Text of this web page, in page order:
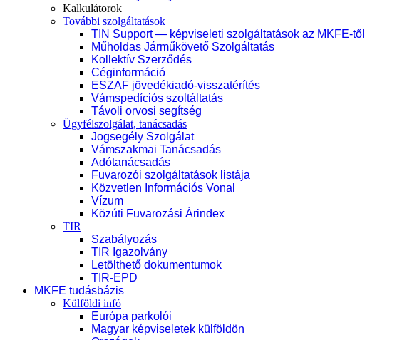
Kalkulátorok
További szolgáltatások
TIN Support — képviseleti szolgáltatások az MKFE-től
Műholdas Járműkövető Szolgáltatás
Kollektív Szerződés
Céginformáció
ESZAF jövedékiadó-visszatérítés
Vámspedíciós szoltáltatás
Távoli orvosi segítség
Ügyfélszolgálat, tanácsadás
Jogsegély Szolgálat
Vámszakmai Tanácsadás
Adótanácsadás
Fuvarozói szolgáltatások listája
Közvetlen Információs Vonal
Vízum
Közúti Fuvarozási Árindex
TIR
Szabályozás
TIR Igazolvány
Letölthető dokumentumok
TIR-EPD
MKFE tudásbázis
Külföldi infó
Európa parkolói
Magyar képviseletek külföldön